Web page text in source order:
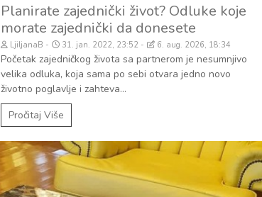
Planirate zajednički život? Odluke koje
morate zajednički da donesete
LjiljanaB 31. jan. 2022, 23:52 6. aug. 2026, 18:34
Početak zajedničkog života sa partnerom je nesumnjivo
velika odluka, koja sama po sebi otvara jedno novo
životno poglavlje i zahteva...
Pročitaj Više